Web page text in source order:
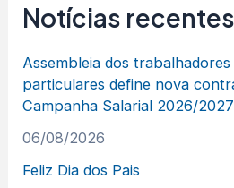
Notícias recentes
Assembleia dos
particulares define nova
Campanha Salarial 2026/2027
06/08/2026
Feliz Dia dos Pais